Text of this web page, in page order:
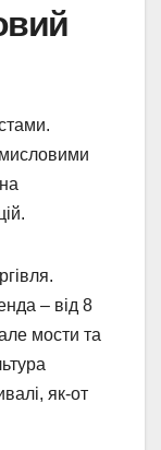
– від 8
мости та
як-от